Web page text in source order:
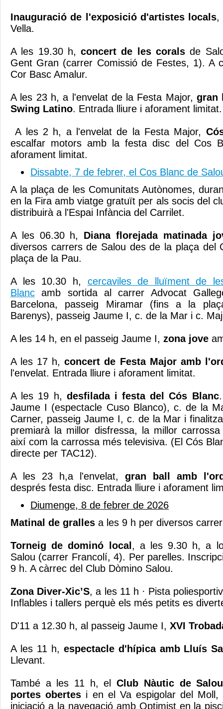
Inauguració de l'exposició d'artistes locals,
Vella.
A les 19.30 h,concert de les coralsde
Gent Gran (carrer Comissió de Festes, 1). A
Cor Basc Amalur.
A les 23 h, a l'envelat de la Festa Major,gran
Swing Latino. Entrada lliure i aforament limitat.
A les 2 h, a l'envelat de la Festa Major,
escalfar motors amb la festa disc del Cos
aforament limitat.
Dissabte, 7 de febrer, el Cos Blanc de
A la plaça de les Comunitats Autònomes,
en la Fira amb viatge gratuït per als socis del
distribuirà a l'Espai Infància del Carrilet.
A les 06.30 h, Diana florejada matinada
diversos carrers de Salou des de la plaça del
plaça de la Pau.
A les 10.30 h, cercaviles de lluïment de
Blanc amb sortida al carrer Advocat
Barcelona, passeig Miramar (fins a la
Barenys), passeig Jaume I, c. de la Mar i c.
A les 14 h, en el passeig Jaume I, zona jove
A les 17 h,concert de Festa Major amb
l'envelat. Entrada lliure i aforament limitat.
A les 19 h, desfilada i festa del Cós Blanc
Jaume I (espectacle Cuso Blanco), c. de la
Carner, passeig Jaume I, c. de la Mar i
premiarà la millor disfressa, la millor
així com la carrossa més televisiva. (El Cós
directe per TAC12).
A les 23 h,a l'envelat, gran ball amb
després festa disc. Entrada lliure i aforament
Diumenge, 8 de febrer de 2026
Matinal de gralles a les 9 h per diversos
Torneig de dominó local , a les 9.30 h, a
Salou (carrer Francolí, 4). Per parelles.
9 h. A càrrec del Club Dòmino Salou.
Zona Diver-Xic’S, a les 11 h · Pista
Inflables i tallers perquè els més petits es
D'11 a 12.30 h, al passeig Jaume I, XVI
A les 11 h, espectacle d'hípica amb Lluís
Llevant.
També a les 11 h, elClub Nàutic de
portes obertes i en el Va espigolar del
iniciació a la navegació amb Optimist en la